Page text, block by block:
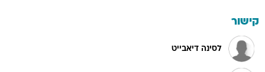
קישור
לסינה דיאבייט